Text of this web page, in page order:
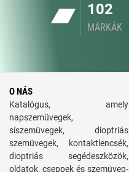
102
MÁRKÁK
O NÁS
Katalógus, amely
napszemüvegek,
síszemüvegek, dioptriás
szemüvegek, kontaktlencsék,
dioptriás segédeszközök,
oldatok, cseppek és szemüveg-